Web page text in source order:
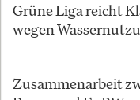
Grüne Liga reicht
wegen
Zusammenarbeit